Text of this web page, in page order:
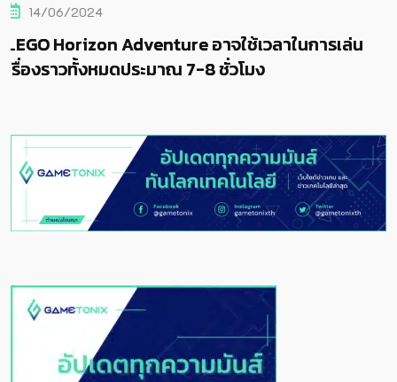
จใช้เวลาในการเล่น
ชั่วโมง
LEGO Horizon Adventure
เรื่องราวทั้งหมดประมาณ